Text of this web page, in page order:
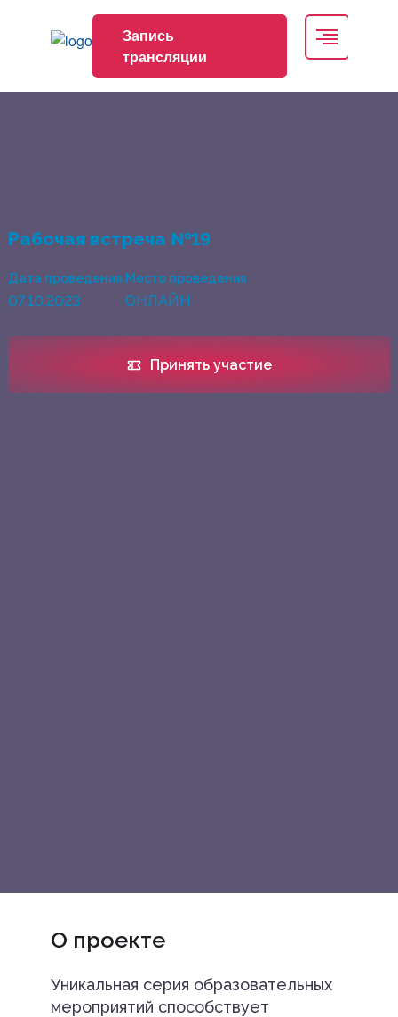
Запись
трансляции
Рабочая встреча №19
Дата проведения
07.10.2023
Место проведения
ОНЛАЙН
Принять участие
О проекте
Уникальная серия образовательных
мероприятий способствует